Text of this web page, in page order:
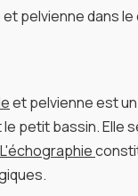
pelvienne dans
et pelvienne est
le petit bassin.
L'échographie